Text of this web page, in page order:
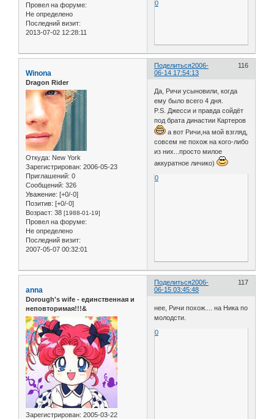
Провел на форуме:
Не определено
Последний визит:
2013-07-02 12:28:11
0
Поделиться 116
2006-
06-14 17:54:13
Winona
Dragon Rider
Откуда: New York
Зарегистрирован: 2006-05-23
Приглашений: 0
Сообщений: 326
Уважение: [+0/-0]
Позитив: [+0/-0]
Возраст: 38 [1988-01-19]
Провел на форуме:
Не определено
Последний визит:
2007-05-07 00:32:01
Да, Ричи усыновили, когда
ему было всего 4 дня.
P.S. Джесси и правда сойдёт
под брата династии Картеров
а вот Ричи,на мой взгляд,
совсем не похож на кого-либо
из них...просто милое
аккуратное личико)
0
Поделиться 117
2006-
06-15 03:45:48
anna
Dorough's wife - единственная и
неповторимая!!!&
Зарегистрирован: 2005-03-22
нее, Ричи похож.... на Ника по
молодсти.
0